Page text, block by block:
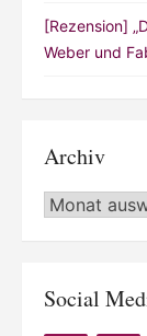
[Rezension]
Weber und
Archiv
Archiv
Social